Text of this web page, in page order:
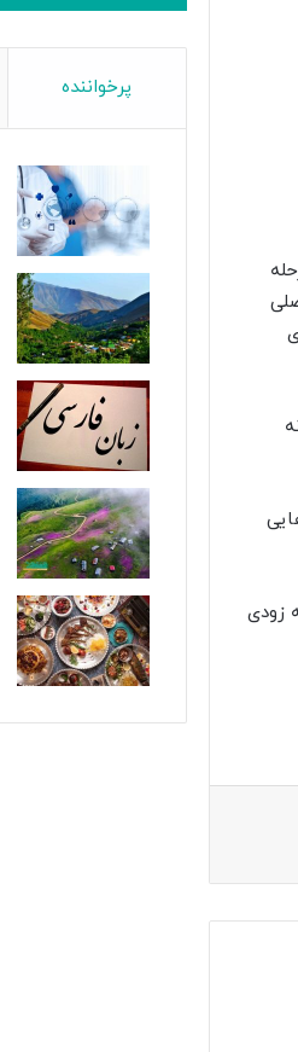
موسیقی ۱۰ منطقه اصلی
زودی
پرخواننده